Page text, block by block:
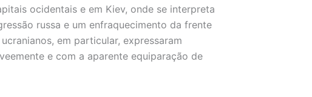
ocidentais e em Kiev, onde se interpreta
russa e um enfraquecimento da frente
em particular, expressaram
e com a aparente equiparação de